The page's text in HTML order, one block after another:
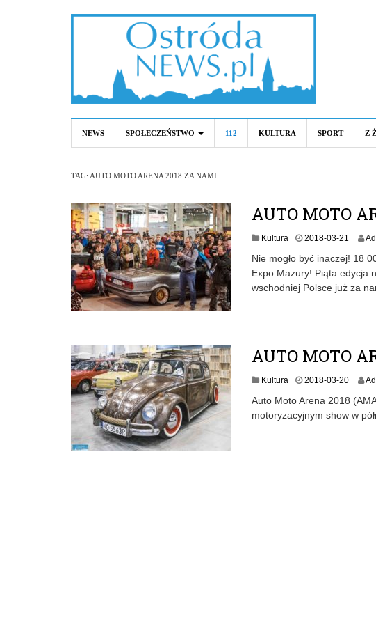
NEWS SPOŁECZEŃSTWO 112 KULTURA SPORT Z
TAG: AUTO MOTO ARENA 2018 ZA NAMI
AUTO MOTO
Kultura 2018-03-21
1
8
-
1
Nie mogło być inaczej! 18
Expo Mazury! Piąta edycja
wschodniej Polsce już za
AUTO MOTO
Kultura 2018-03-20
Auto Moto Arena 2018
motoryzacyjnym show w